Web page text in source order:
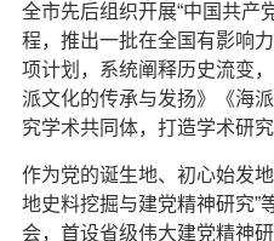
全市先后组织开展“中国共产
程，推出一批在全国有影响
项计划，系统阐释历史流变
派文化的传承与发扬》《海
究学术共同体，打造学术研
作为党的诞生地、初心始发
地史料挖掘与建党精神研究”
会，首设省级伟大建党精神